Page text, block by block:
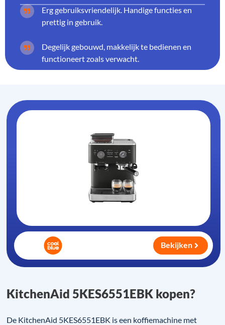
Erg gebruiksvriendelijk. Handige functies en
prettig in gebruik.
Degelijk gebouwd, makkelijk te bedienen en
functioneert zoals verwacht.
KitchenAid 5KES6551EBK kopen?
De KitchenAid 5KES6551EBK is een koffiemachine met
Bekijken